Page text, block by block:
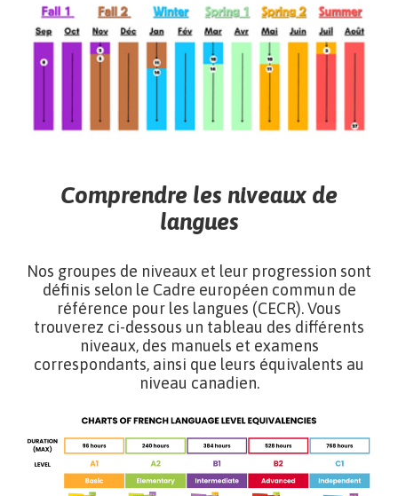
Comprendre les niveaux de
langues
Nos groupes de niveaux et leur progression sont
définis selon le Cadre européen commun de
référence pour les langues (CECR). Vous
trouverez ci-dessous un tableau des différents
niveaux, des manuels et examens
correspondants, ainsi que leurs équivalents au
niveau canadien.